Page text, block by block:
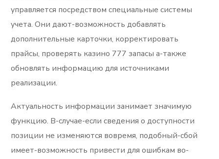
управляется посредством специальные системы
учета. Они дают-возможность добавлять
дополнительные карточки, корректировать
прайсы, проверять казино 777 запасы а-также
обновлять информацию для источниками
реализации.
Актуальность информации занимает значимую
функцию. В-случае-если сведения о доступности
позиции не изменяются вовремя, подобный-сбой
имеет-возможность привести для ошибкам во-